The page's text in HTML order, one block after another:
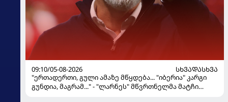
09:10/05-08-2026
ᲡᲮᲕᲐᲓᲐᲡᲮᲕᲐ
"ერთადერთი, გული ამაზე მწყდება... "იბერია" კარგი
გუნდია, მაგრამ..." - "ლარნეს" მწვრთნელმა მატჩი